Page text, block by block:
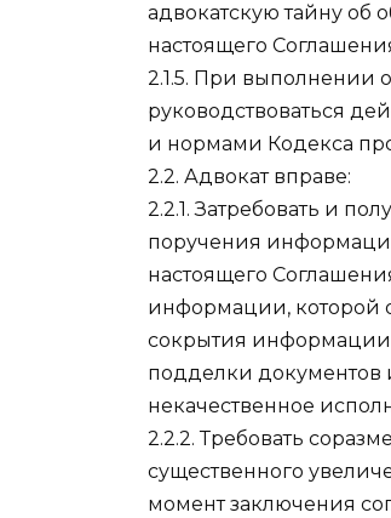
адвокатскую тайну об
настоящего
2.1.5. При выполнении
руководствоваться
и нормами Кодекса
2.2. Адвокат вправе:
2.2.1. Затребовать и
поручения
настоящего
информации, которой
сокрытия
подделки документов
некачественное
2.2.2. Требовать
существенного
момент заключения